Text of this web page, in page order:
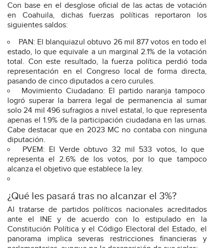
Con base en el desglose oficial de las actas de votación
en Coahuila, dichas fuerzas políticas reportaron los
siguientes saldos:
PAN: El blanquiazul obtuvo 26 mil 877 votos en todo el
estado, lo que equivale a un marginal 2.1% de la votación
total. Con este resultado, la fuerza política perdió toda
representación en el Congreso local de forma directa,
pasando de cinco diputados a cero curules.
Movimiento Ciudadano: El partido naranja tampoco
logró superar la barrera legal de permanencia al sumar
solo 24 mil 496 sufragios a nivel estatal, lo que representa
apenas el 1.9% de la participación ciudadana en las urnas.
Cabe destacar que en 2023 MC no contaba con ninguna
diputación.
PVEM: El Verde obtuvo 32 mil 533 votos, lo que
representa el 2.6% de los votos, por lo que tampoco
alcanza el objetivo que establece la ley.
¿Qué les pasará tras no alcanzar el 3%?
Al tratarse de partidos políticos nacionales acreditados
ante el INE y de acuerdo con lo estipulado en la
Constitución Política y el Código Electoral del Estado, el
panorama implica severas restricciones financieras y